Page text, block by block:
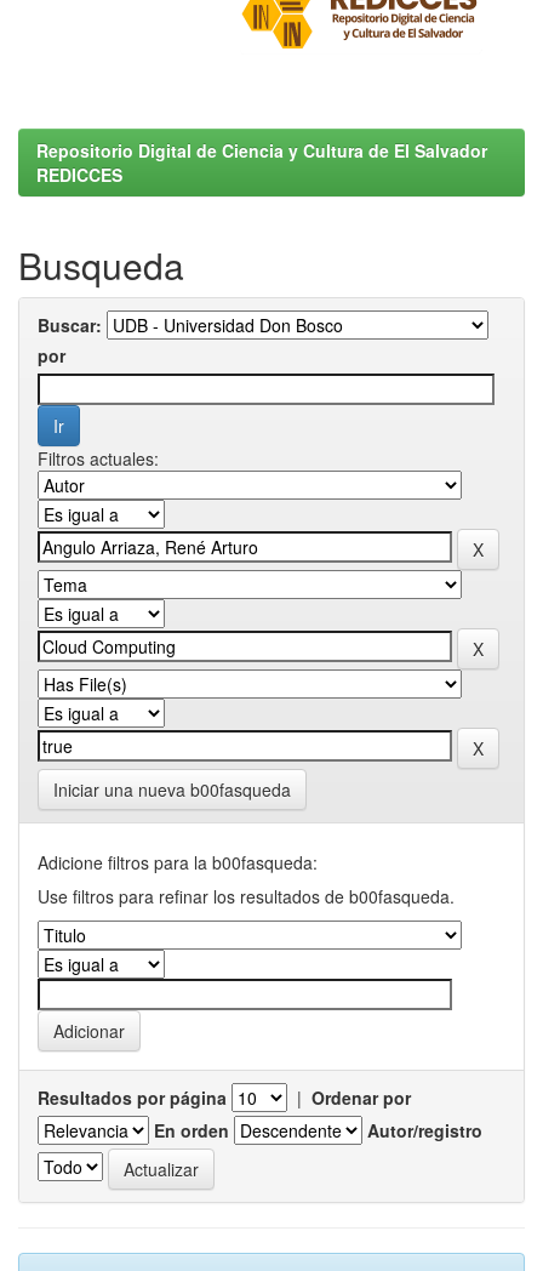
Repositorio Digital de Ciencia y Cultura de El Salvador
REDICCES
Busqueda
Buscar:
por
Filtros actuales:
Iniciar una nueva b00fasqueda
Adicione filtros para la b00fasqueda:
Use filtros para refinar los resultados de b00fasqueda.
Resultados por página | Ordenar por
En orden
Autor/registro